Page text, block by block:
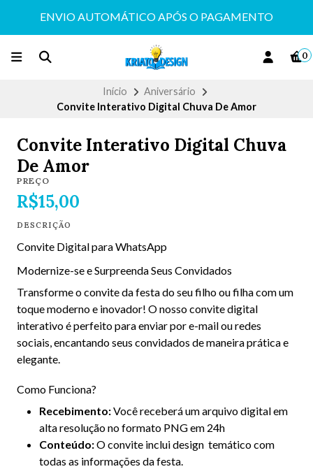
ENVIO AUTOMÁTICO APÓS O PAGAMENTO
0
Início
Aniversário
Convite Interativo Digital Chuva De Amor
Convite Interativo Digital Chuva
De Amor
PREÇO
R$15,00
DESCRIÇÃO
Convite Digital para WhatsApp
Modernize-se e Surpreenda Seus Convidados
Transforme o convite da festa do seu filho ou filha com um
toque moderno e inovador! O nosso convite digital
interativo é perfeito para enviar por e-mail ou redes
sociais, encantando seus convidados de maneira prática e
elegante.
Como Funciona?
Recebimento:Você receberá um arquivo digital em
alta resolução no formato PNG em 24h
Conteúdo:O convite inclui design temático com
todas as informações da festa.